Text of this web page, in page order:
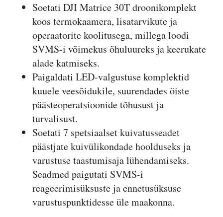
Soetati DJI Matrice 30T droonikomplekt
koos termokaamera, lisatarvikute ja
operaatorite koolitusega, millega loodi
SVMS-i võimekus õhuluureks ja keerukate
alade katmiseks.
Paigaldati LED-valgustuse komplektid
kuuele veesõidukile, suurendades öiste
päästeoperatsioonide tõhusust ja
turvalisust.
Soetati 7 spetsiaalset kuivatusseadet
päästjate kuivülikondade hoolduseks ja
varustuse taastumisaja lühendamiseks.
Seadmed paigutati SVMS-i
reageerimisüksuste ja ennetusüksuse
varustuspunktidesse üle maakonna.